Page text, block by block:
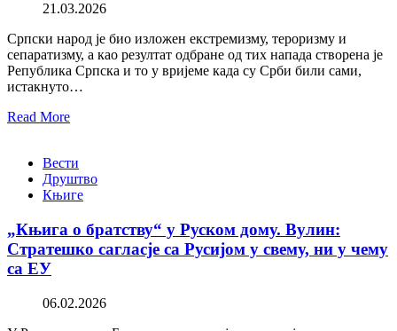
21.03.2026
Српски народ је био изложен екстремизму, тероризму и
сепаратизму, а као резултат одбране од тих напада створена је
Република Српска и то у вријеме када су Срби били сами,
истакнуто…
Read More
Вести
Друштво
Књиге
„Књига о братству“ у Руском дому. Вулин:
Стратешко сагласје са Русијом у свему, ни у чему
са ЕУ
06.02.2026